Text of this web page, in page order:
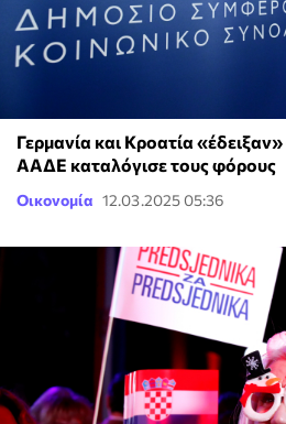
Γερμανία και Κροατία
ΑΑΔΕ καταλόγισε τους φόρους
Οικονομία 12.03.2025 05:36